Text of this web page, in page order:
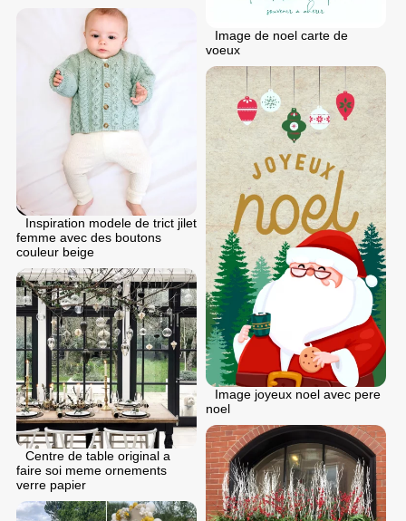
Image de noel carte de
voeux
Inspiration modele de trict jilet
femme avec des boutons
couleur beige
Image joyeux noel avec pere
noel
Centre de table original a
faire soi meme ornements
verre papier